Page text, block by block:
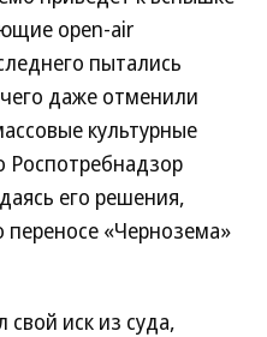
open-air
пытались
даже отменили
культурные
Роспотребнадзор
его решения,
«Чернозема»
иск из суда,